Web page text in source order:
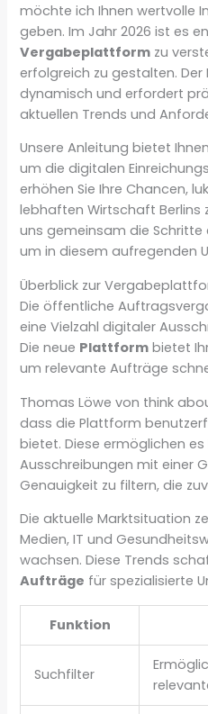
möchte ich Ihnen wertvolle
geben. Im Jahr 2026 ist es
Vergabeplattform zu
erfolgreich zu gestalten. Der
dynamisch und erfordert
aktuellen Trends und
Unsere Anleitung bietet
um die digitalen
erhöhen Sie Ihre Chancen,
lebhaften Wirtschaft Berlins
uns gemeinsam die Schritte
um in diesem aufregenden
Überblick zur
Die öffentliche
eine Vielzahl digitaler
Die neue Plattform bietet
um relevante Aufträge
Thomas Löwe von think
dass die Plattform
bietet. Diese ermöglichen
Ausschreibungen mit einer
Genauigkeit zu filtern, die
Die aktuelle Marktsituation
Medien, IT und
wachsen. Diese Trends
Aufträge für spezialisierte
Funktion
Suchfilter